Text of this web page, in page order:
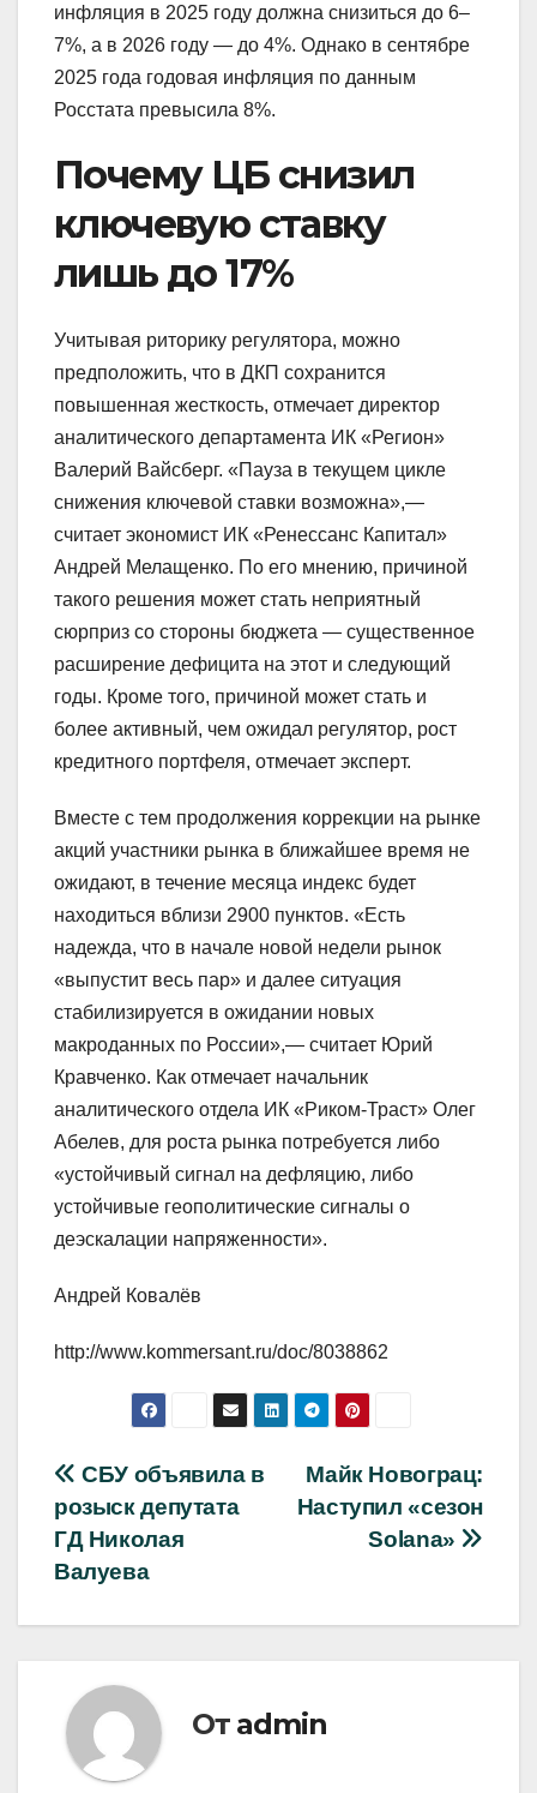
инфляция в 2025 году должна снизиться до 6–
7%, а в 2026 году — до 4%. Однако в сентябре
2025 года годовая инфляция по данным
Росстата превысила 8%.
Почему ЦБ снизил
ключевую ставку
лишь до 17%
Учитывая риторику регулятора, можно
предположить, что в ДКП сохранится
повышенная жесткость, отмечает директор
аналитического департамента ИК «Регион»
Валерий Вайсберг. «Пауза в текущем цикле
снижения ключевой ставки возможна»,—
считает экономист ИК «Ренессанс Капитал»
Андрей Мелащенко. По его мнению, причиной
такого решения может стать неприятный
сюрприз со стороны бюджета — существенное
расширение дефицита на этот и следующий
годы. Кроме того, причиной может стать и
более активный, чем ожидал регулятор, рост
кредитного портфеля, отмечает эксперт.
Вместе с тем продолжения коррекции на рынке
акций участники рынка в ближайшее время не
ожидают, в течение месяца индекс будет
находиться вблизи 2900 пунктов. «Есть
надежда, что в начале новой недели рынок
«выпустит весь пар» и далее ситуация
стабилизируется в ожидании новых
макроданных по России»,— считает Юрий
Кравченко. Как отмечает начальник
аналитического отдела ИК «Риком-Траст» Олег
Абелев, для роста рынка потребуется либо
«устойчивый сигнал на дефляцию, либо
устойчивые геополитические сигналы о
деэскалации напряженности».
Андрей Ковалёв
http://www.kommersant.ru/doc/8038862
Навигация
по
записям
Майк Новограц:
Наступил «сезон
Solana»
СБУ объявила в
розыск депутата
ГД Николая
Валуева
От admin